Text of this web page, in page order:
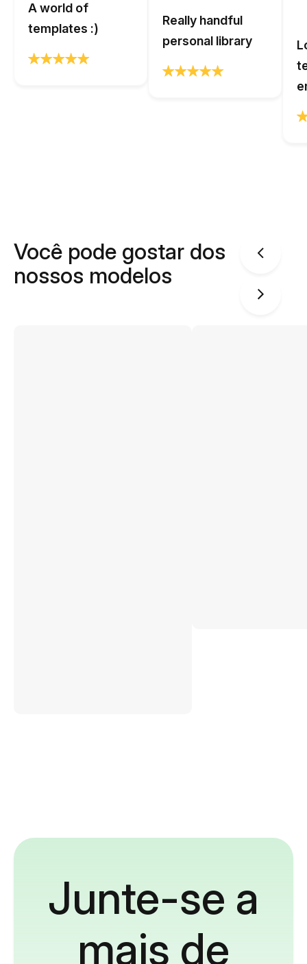
A world of
templates :)
Really handful
personal library
Você pode gostar dos
nossos modelos
Junte-se a
mais de